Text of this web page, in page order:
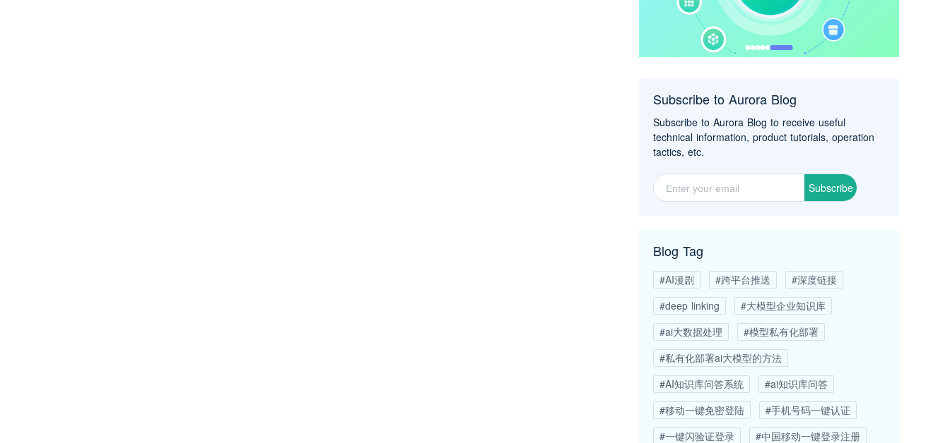
Subscribe to Aurora Blog
Subscribe to Aurora Blog to receive useful
technical information, product tutorials, operation
tactics, etc.
Subscribe
Blog Tag
#AI漫剧 #跨平台推送
#深度链接
#deep linking
#大模型企业知识库
#ai大数据处理
#模型私有化部署
#私有化部署ai大模型的方法
#AI知识库问答系统
#ai知识库问答
#移动一键免密登陆
#手机号码一键认证
#一键闪验证登录
#中国移动一键登录注册